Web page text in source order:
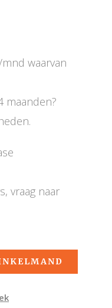
waarvan
maanden?
vraag naar